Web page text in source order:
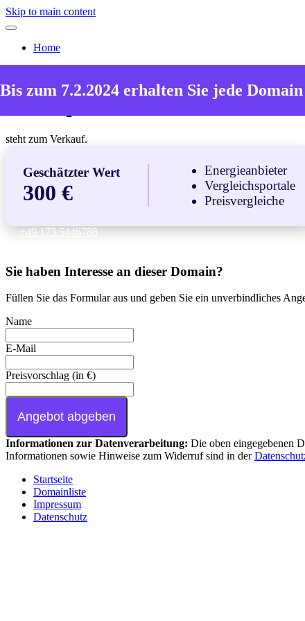
Skip to main content
Home
Bis zum 7.2.2024 erhalten Sie jede
steht zum Verkauf.
Geschätzter Wert
300 €
Energieanbieter
Vergleichsportale
Preisvergleiche
+49 173 5446788
Sie haben Interesse an dieser Domain?
Füllen Sie das Formular aus und geben Sie ein unverbindliches
Name
E-Mail
Preisvorschlag (in €)
Angebot abgeben
Informationen zur Datenverarbeitung: Die oben eingegebenen
Informationen sowie Hinweise zum Widerruf sind in der
Startseite
Domainliste
Impressum
Datenschutz